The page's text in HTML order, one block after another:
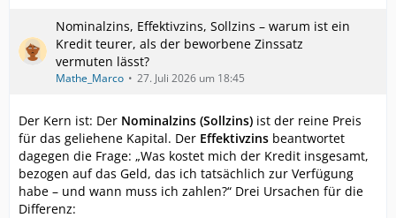
Nominalzins, Effektivzins, Sollzins – warum ist ein
Kredit teurer, als der beworbene Zinssatz
vermuten lässt?
Mathe_Marco 27. Juli 2026 um 18:45
Der Kern ist: Der Nominalzins (Sollzins) ist der reine Preis
für das geliehene Kapital. Der Effektivzins beantwortet
dagegen die Frage: „Was kostet mich der Kredit insgesamt,
bezogen auf das Geld, das ich tatsächlich zur Verfügung
habe – und wann muss ich zahlen?“ Drei Ursachen für die
Differenz: